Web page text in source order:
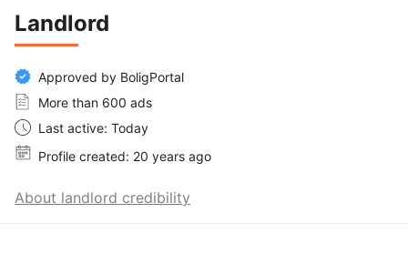
Landlord
Approved by BoligPortal
More than 600 ads
Last active: Today
Profile created: 20 years ago
About landlord credibility